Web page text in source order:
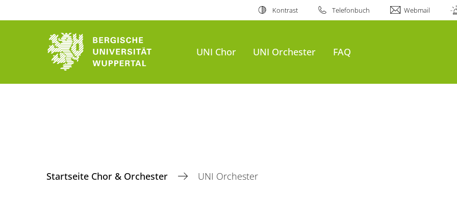
Kontrast Telefonbuch Webmail
UNI Chor UNI Orchester FAQ
Startseite Chor & Orchester UNI Orchester